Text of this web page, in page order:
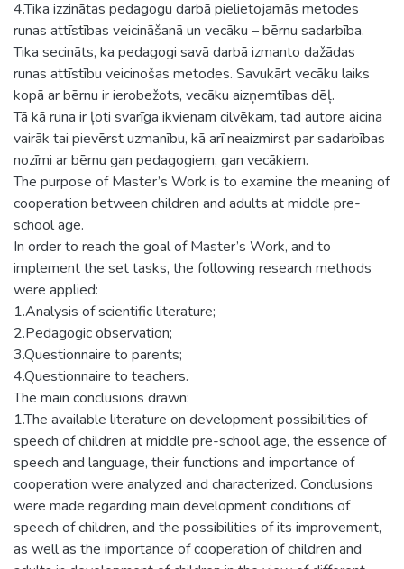
4.Tika izzinātas pedagogu darbā pielietojamās metodes
runas attīstības veicināšanā un vecāku – bērnu sadarbība.
Tika secināts, ka pedagogi savā darbā izmanto dažādas
runas attīstību veicinošas metodes. Savukārt vecāku laiks
kopā ar bērnu ir ierobežots, vecāku aizņemtības dēļ.
Tā kā runa ir ļoti svarīga ikvienam cilvēkam, tad autore aicina
vairāk tai pievērst uzmanību, kā arī neaizmirst par sadarbības
nozīmi ar bērnu gan pedagogiem, gan vecākiem.
The purpose of Master’s Work is to examine the meaning of
cooperation between children and adults at middle pre-
school age.
In order to reach the goal of Master’s Work, and to
implement the set tasks, the following research methods
were applied:
1.Analysis of scientific literature;
2.Pedagogic observation;
3.Questionnaire to parents;
4.Questionnaire to teachers.
The main conclusions drawn:
1.The available literature on development possibilities of
speech of children at middle pre-school age, the essence of
speech and language, their functions and importance of
cooperation were analyzed and characterized. Conclusions
were made regarding main development conditions of
speech of children, and the possibilities of its improvement,
as well as the importance of cooperation of children and